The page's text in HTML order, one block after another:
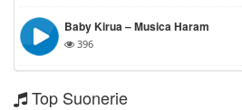
Baby Kirua – Musica Haram
396
Top Suonerie